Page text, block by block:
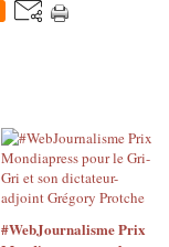
#WebJournalisme Prix